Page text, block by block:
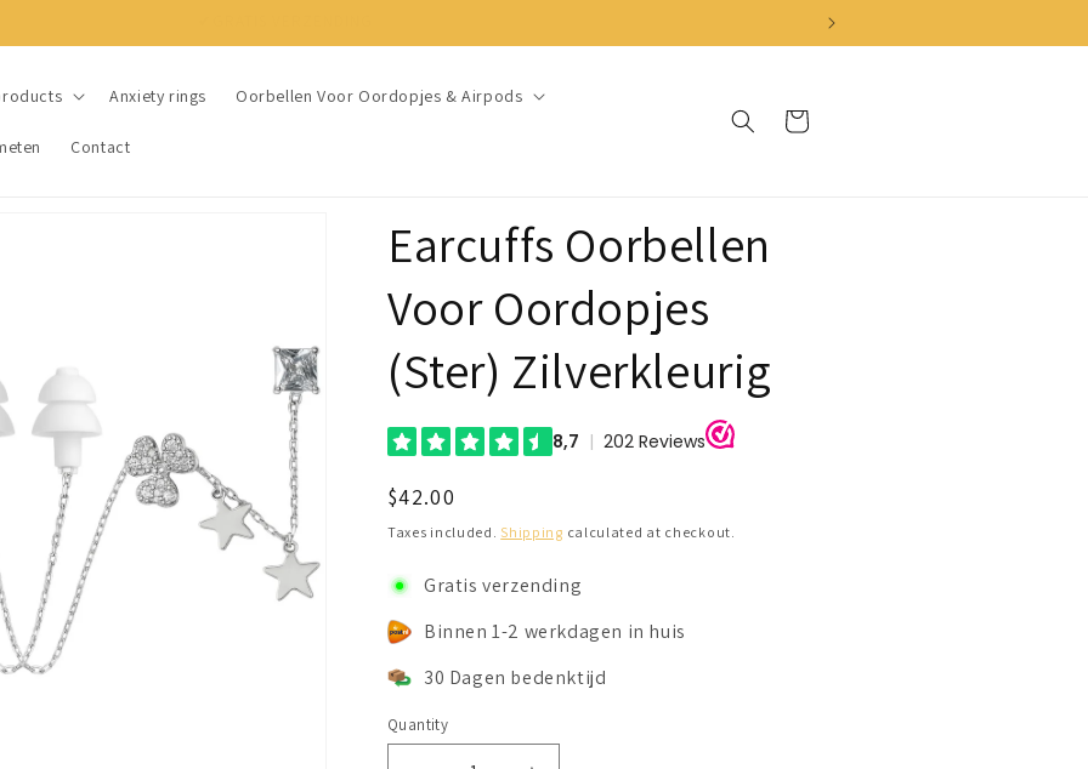
Anxiety rings Oorbellen Voor Oordopjes & Airpods
Contact
Cart
Earcuffs Oorbellen
Voor Oordopjes
(Ster) Zilverkleurig
Regular
price
$42.00
Taxes included. Shipping calculated at checkout.
Gratis verzending
Binnen 1-2 werkdagen in huis
30 Dagen bedenktijd
Quantity